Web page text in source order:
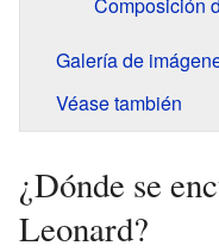
Galería de
Véase también
¿Dónde se
Leonard?